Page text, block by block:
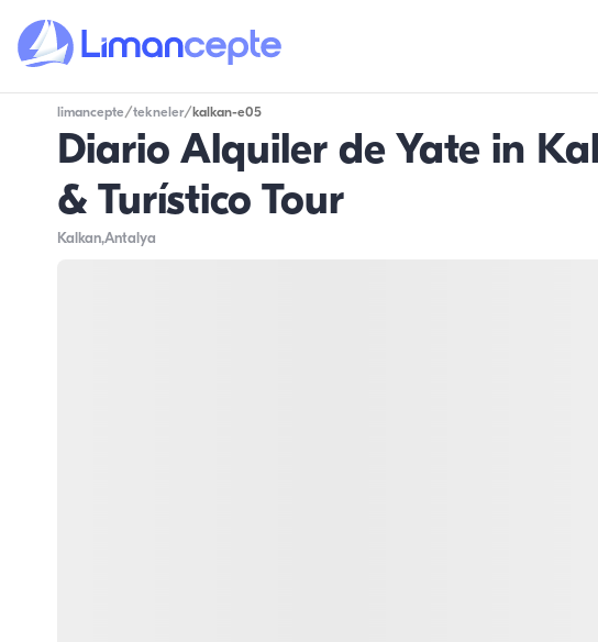
limancepte/tekneler/ kalkan-e05
Diario Alquiler de Yate in
& Turístico Tour
Kalkan,Antalya